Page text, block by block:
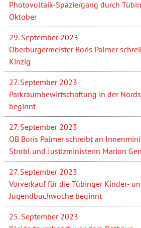
Photovoltaik-Spaziergang durch
Oktober
29. September 2023
Oberbürgermeister Boris Palmer
Kinzig
27. September 2023
Parkraumbewirtschaftung in der
beginnt
27. September 2023
OB Boris Palmer schreibt an
Strobl und Justizministerin Marion
27. September 2023
Vorverkauf für die Tübinger Kinder-
Jugendbuchwoche beginnt
25. September 2023